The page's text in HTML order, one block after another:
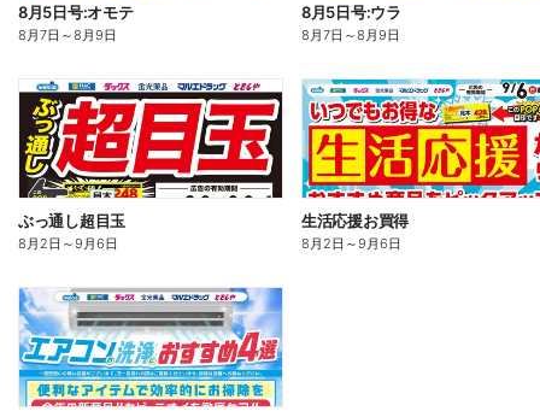
8月5日号:オモテ
8月7日 ～8月9日
8月5日号:ウラ
8月7日 ～8月9日
ぶっ通し超目玉
8月2日 ～9月6日
生活応援お買得
8月2日 ～9月6日